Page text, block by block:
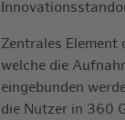
Zentrales Element
welche die
eingebunden
die Nutzer in 360